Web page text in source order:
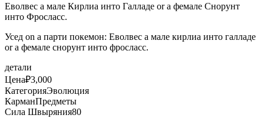
Еволвес a мале Кирлиа инто Галладе or a фемале Снорунт
инто Фросласс.
Усед on a парти покемон: Еволвес a мале кирлиа инто галладе
or a фемале снорунт инто фросласс.
детали
Цена₽3,000
КатегорияЭволюция
КарманПредметы
Сила Швыряния80